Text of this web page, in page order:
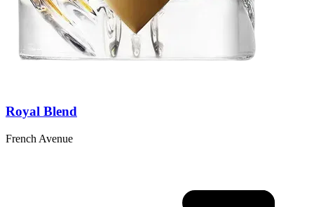
Royal Blend
French Avenue